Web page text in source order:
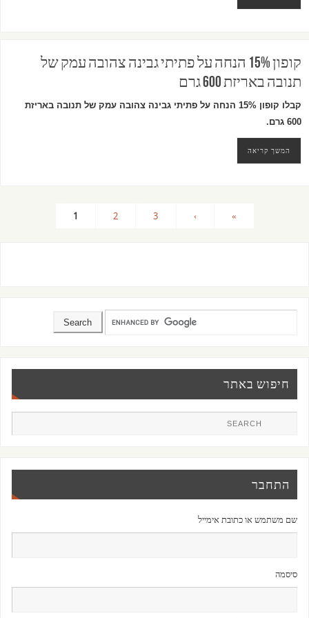
קופון 15% הנחה על פתיתי גבינה צהובה עמק של
תנובה באריזת 600 גרם
קבלו קופון 15% הנחה על פתיתי גבינה צהובה עמק של תנובה באריזת
600 גרם.
המשך קריאה
1 2 3 › »
חיפוש באתר
התחבר
שם משתמש או כתובת אימייל
סיסמה